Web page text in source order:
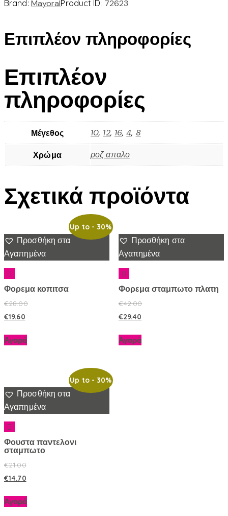
Brand: MayoralProduct ID: 72623
Επιπλέον πληροφορίες
Επιπλέον
πληροφορίες
Μέγεθος 10, 12, 16,4, 8
Χρώμα ροζ απαλο
Σχετικά προϊόντα
Up to- 30%
Προσθήκη στα
Αγαπημένα
Φορεμα κοπιτσα
€28.00
€19.60
Αγορά
Προσθήκη στα
Αγαπημένα
Φορεμα σταμπωτο πλατη
€42.00
€29.40
Αγορά
Up to- 30%
Προσθήκη στα
Αγαπημένα
Φουστα παντελονι
σταμπωτο
€21.00
€14.70
Αγορά